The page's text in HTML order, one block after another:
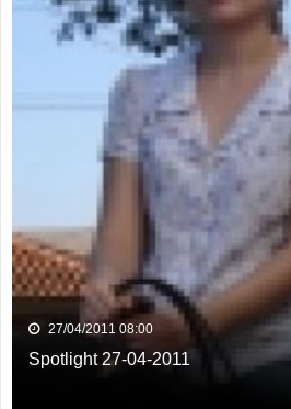
27/04/2011 08:00
Spotlight 27-04-2011